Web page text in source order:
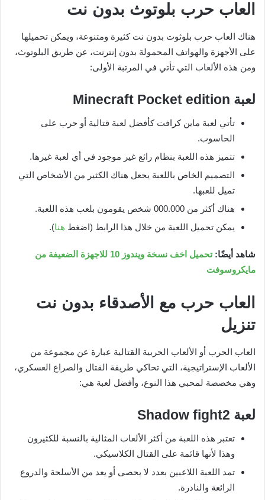
العاب حرب بلوتوث بدون نت
هناك العاب حرب بلوثوت بدون نت كثيرة ومتنوعة، ويمكن تحميلها
على الأجهزة والهواتف المحمولة بدون إنترنت، عن طريق البلوتوث،
ومن هذه الألعاب التي تأتي في المرتبة الأولى:
لعبة Minecraft Pocket edition
تأتي لعبة ماين كرافت كأفضل لعبة قتالية أو حرب على
الحاسوب.
تتميز هذه اللعبة بنظام رائع غير موجود في أي لعبة غيرها.
التصميم الخاص باللعبة يجعل هناك الكثير من الأشخاص التي
تميل للعبها.
هناك أكثر من 000.000 شخص يقومون بلعب هذه اللعبة.
يمكن تحميل اللعبة من خلال هذا الرابط (اضغط هنا).
شاهد أيضًا:
تحميل اخف نسخة ويندوز 10 للاجهزة الضعيفة من
مايكروسوفت
العاب حرب مع الأصدقاء بدون نت
تنزيل
العاب الحرب أو الألعاب الحربية القتالية عبارة عن مجموعة من
الألعاب الإستراتيجية، التي تحاكي طريقة القتال والصراع العسكري،
وهي مخصصة لمحبي هذا النوع، وأفضل لعبة هي:
لعبة Shadow fight2
تعتبر هذه اللعبة من أكثر الألعاب المثالية بالنسبة للكثيرون
وهذا لأنها قائمة على القتال الكلاسيكي.
تمد اللعبة اللاعبين بعدد لا يحصى أو يعد من الأسلحة والدروع
الرائعة والنادرة.